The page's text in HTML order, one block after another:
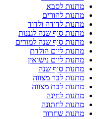
מתנות לסבא
מתנות להורים
מתנות לדודה ולדוד
מתנות סוף שנה לגננות
מתנות סוף שנה למורים
מתנות ליום הולדת
מתנות ליום נישואין
מתנות סוף שנה
מתנות לבר מצווה
מתנות לבת מצווה
מתנות לחינה
מתנות לחתונה
מתנות שחרור